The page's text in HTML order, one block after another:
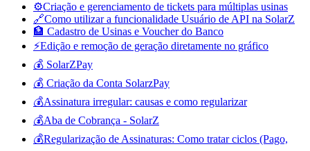
⚙️Criação e gerenciamento de tickets para múltiplas usinas
🔗Como utilizar a funcionalidade Usuário de API na SolarZ
🏦 Cadastro de Usinas e Voucher do Banco
⚡Edição e remoção de geração diretamente no gráfico
💰 SolarZPay
💰 Criação da Conta SolarzPay
💰Assinatura irregular: causas e como regularizar
💰Aba de Cobrança - SolarZ
💰Regularização de Assinaturas: Como tratar ciclos (Pago,